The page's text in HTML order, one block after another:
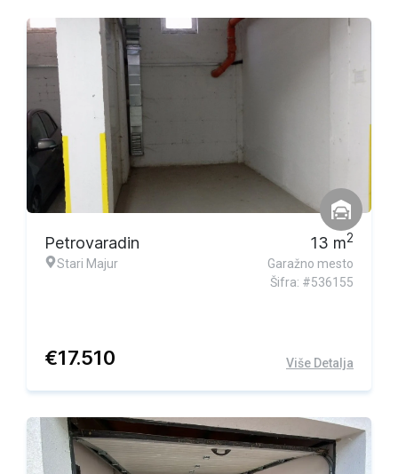
Petrovaradin
Stari Majur
13 m2
Garažno mesto
Šifra: #536155
€17.510 Više Detalja